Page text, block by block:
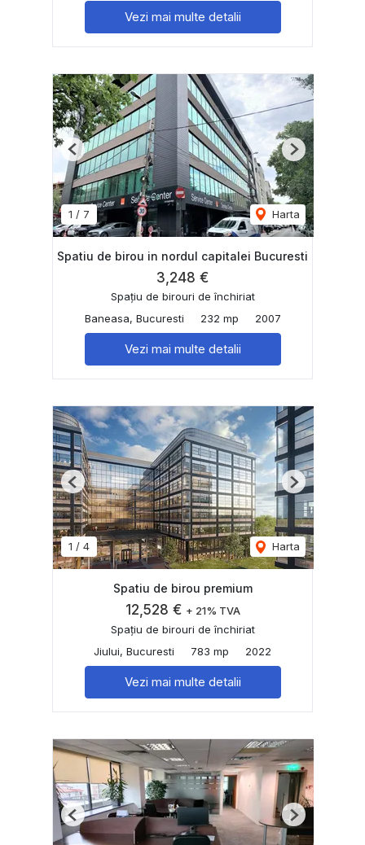
Vezi mai multe detalii
1 / 7 Harta
Previous Next
Spatiu de birou in nordul capitalei Bucuresti
3,248 €
Spațiu de birouri de închiriat
Baneasa, Bucuresti
232 mp 2007
Vezi mai multe detalii
1 / 4 Harta
Previous Next
Spatiu de birou premium
12,528 € + 21% TVA
Spațiu de birouri de închiriat
Jiului, Bucuresti
783 mp 2022
Vezi mai multe detalii
Previous Next